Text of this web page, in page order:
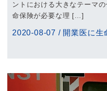
ントにおける大きなテーマ
命保険が必要な理 […]
2020-08-07 / 開業医に生